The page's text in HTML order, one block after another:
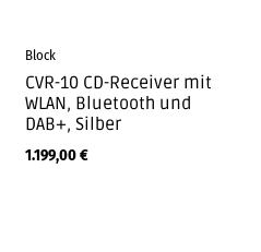
Block
CVR-10 CD-Receiver mit
WLAN, Bluetooth und
DAB+, Silber
1.199,00€